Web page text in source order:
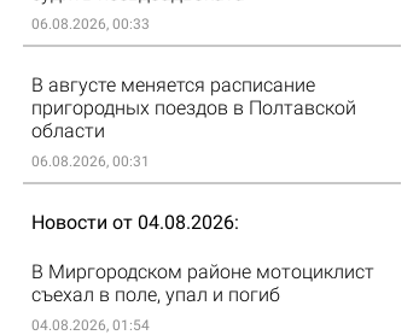
06.08.2026, 00:33
В августе меняется расписание
пригородных поездов в Полтавской
области
06.08.2026, 00:31
Новости от 04.08.2026
В Миргородском районе мотоциклист
съехал в поле, упал и погиб
04.08.2026, 01:54